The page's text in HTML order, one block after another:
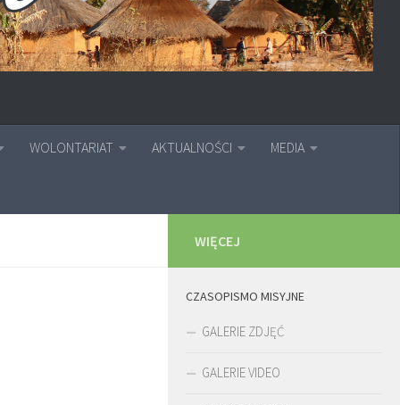
WOLONTARIAT AKTUALNOŚCI MEDIA
WIĘCEJ
CZASOPISMO MISYJNE
GALERIE ZDJĘĆ
GALERIE VIDEO